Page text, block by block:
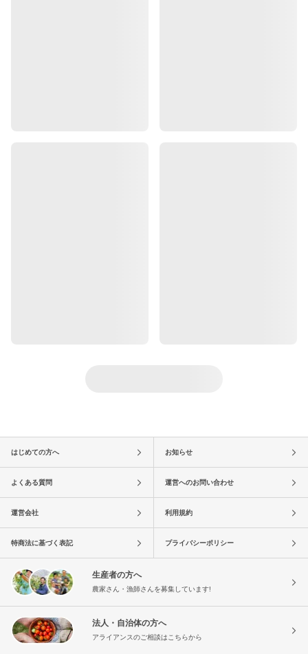
はじめての方へ お知らせ
よくある質問 運営へのお問い合わせ
運営会社 利用規約
特商法に基づく表記 プライバシーポリシー
生産者の方へ
農家さん・漁師さんを募集しています!
法人・自治体の方へ
アライアンスのご相談はこちらから